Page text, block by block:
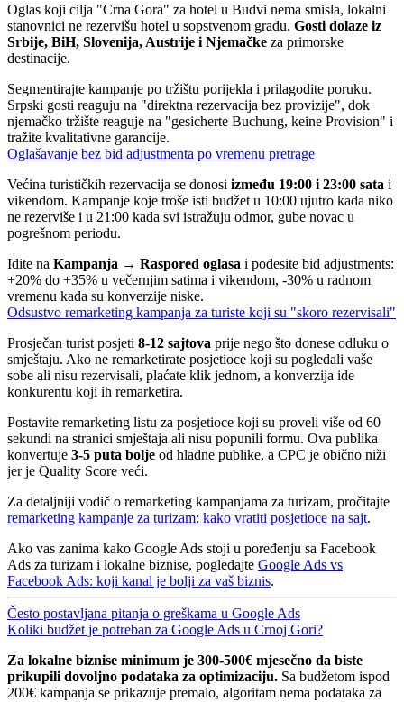
Oglas koji cilja "Crna Gora" za hotel u Budvi nema smisla, lokalni
stanovnici ne rezervišu hotel u sopstvenom gradu. Gosti dolaze iz
Srbije, BiH, Slovenija, Austrije i Njemačke za primorske
destinacije.
Segmentirajte kampanje po tržištu porijekla i prilagodite poruku.
Srpski gosti reaguju na "direktna rezervacija bez provizije", dok
njemačko tržište reaguje na "gesicherte Buchung, keine Provision" i
tražite kvalitativne garancije.
Oglašavanje bez bid adjustmenta po vremenu pretrage
Većina turističkih rezervacija se donosi između 19:00 i 23:00 sata i
vikendom. Kampanje koje troše isti budžet u 10:00 ujutro kada niko
ne rezerviše i u 21:00 kada svi istražuju odmor, gube novac u
pogrešnom periodu.
Idite na Kampanja → Raspored oglasa i podesite bid adjustments:
+20% do +35% u večernjim satima i vikendom, -30% u radnom
vremenu kada su konverzije niske.
Odsustvo remarketing kampanja za turiste koji su "skoro rezervisali"
Prosječan turist posjeti 8-12 sajtova prije nego što donese odluku o
smještaju. Ako ne remarketirate posjetioce koji su pogledali vaše
sobe ali nisu rezervisali, plaćate klik jednom, a konverzija ide
konkurentu koji ih remarketira.
Postavite remarketing listu za posjetioce koji su proveli više od 60
sekundi na stranici smještaja ali nisu popunili formu. Ova publika
konvertuje 3-5 puta bolje od hladne publike, a CPC je obično niži
jer je Quality Score veći.
Za detaljniji vodič o remarketing kampanjama za turizam, pročitajte
remarketing kampanje za turizam: kako vratiti posjetioce na sajt.
Ako vas zanima kako Google Ads stoji u poređenju sa Facebook
Ads za turizam i lokalne biznise, pogledajte Google Ads vs
Facebook Ads: koji kanal je bolji za vaš biznis.
Često postavljana pitanja o greškama u Google Ads
Koliki budžet je potreban za Google Ads u Crnoj Gori?
Za lokalne biznise minimum je 300-500€ mjesečno da biste
prikupili dovoljno podataka za optimizaciju. Sa budžetom ispod
200€ kampanja se prikazuje premalo, algoritam nema podataka za